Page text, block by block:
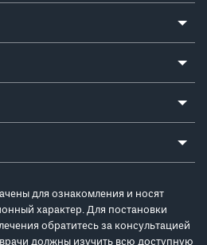
для ознакомления и носят
характер. Для постановки
обратитесь за консультацией
должны изучить всю доступную